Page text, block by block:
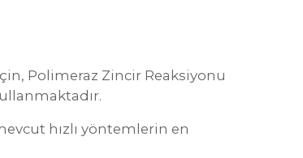
Polimeraz Zincir Reaksiyonu
hızlı yöntemlerin en